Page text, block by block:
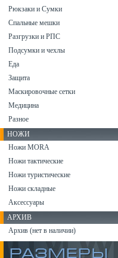
Рюкзаки и Сумки
Спальные мешки
Разгрузки и РПС
Подсумки и чехлы
Еда
Защита
Маскировочные сетки
Медицина
Разное
НОЖИ
Ножи MORA
Ножи тактические
Ножи туристические
Ножи складные
Аксессуары
АРХИВ
Архив (нет в наличии)